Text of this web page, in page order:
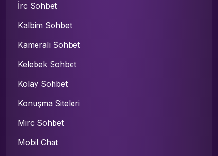
İrc Sohbet
Kalbim Sohbet
Kameralı Sohbet
Kelebek Sohbet
Kolay Sohbet
Konuşma Siteleri
Mirc Sohbet
Mobil Chat